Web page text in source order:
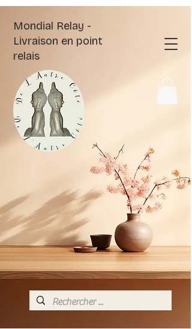
Mondial Relay -
Livraison en point
relais